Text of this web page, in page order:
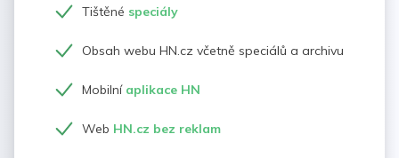
Tištěné speciály
Obsah webu HN.cz včetně speciálů a archivu
Mobilní aplikace HN
Web HN.cz bez reklam